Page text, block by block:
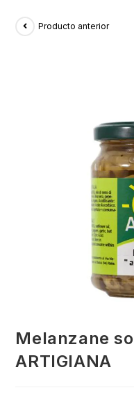
Producto anterior
Melanzane
ARTIGIANA